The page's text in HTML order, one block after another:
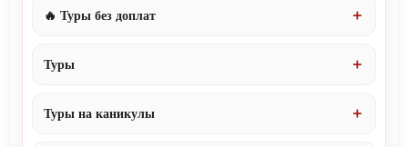
🔥 Туры без доплат
Туры
Туры на каникулы